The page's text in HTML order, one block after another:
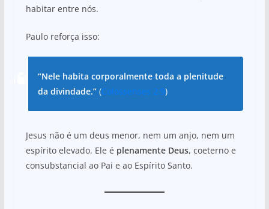
habitar entre nós.
Paulo reforça isso:
“Nele habita corporalmente toda a plenitude
da divindade.”(Colossenses 2:9)
Jesus não é um deus menor, nem um anjo, nem um
espírito elevado. Ele é plenamente Deus, coeterno e
consubstancial ao Pai e ao Espírito Santo.